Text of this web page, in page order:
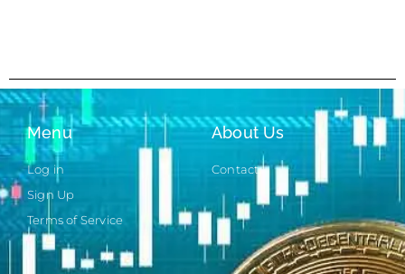
Menu
Log in
Sign Up
Terms of Service
About Us
Contact